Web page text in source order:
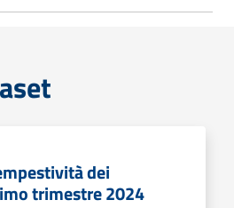
dei
trimestre 2024